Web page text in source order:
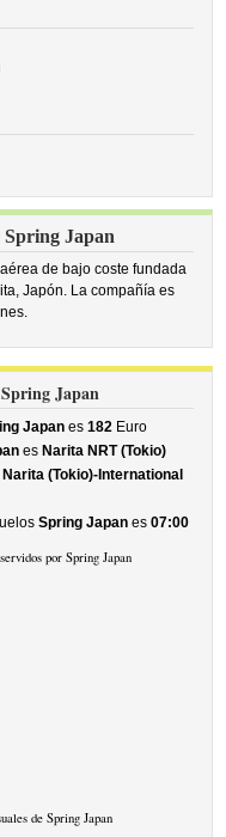
Spring Japan
de bajo coste fundada
Japón. La compañía es
Japan
Japan es182 Euro
es Narita NRT (Tokio)
Narita (Tokio)-International
Spring Japan es07:00
por Spring Japan
de Spring Japan